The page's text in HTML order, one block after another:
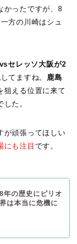
かったですが、8
方の川崎はシュ
セレッソ大阪が2
てますね。
鹿島
狙える位置に来て
た。
が頑張ってほしい
にも注目 です。
年の歴史にピリオ
は本当に危機に